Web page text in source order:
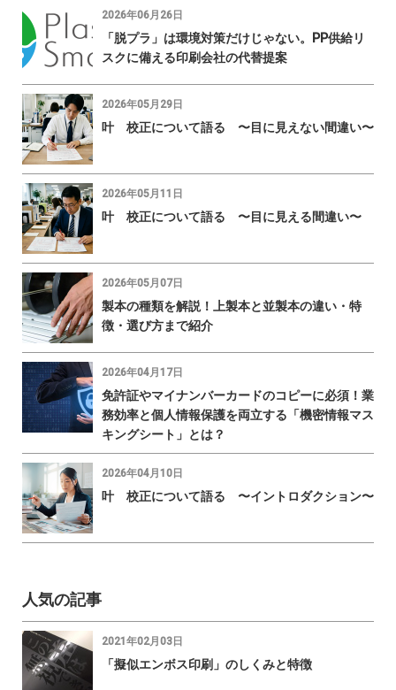
2026年06月26日
「脱プラ」は環境対策だけじゃない。PP供給リ
スクに備える印刷会社の代替提案
2026年05月29日
叶 校正について語る 〜目に見えない間違い〜
2026年05月11日
叶 校正について語る 〜目に見える間違い〜
2026年05月07日
製本の種類を解説！上製本と並製本の違い・特
徴・選び方まで紹介
2026年04月17日
免許証やマイナンバーカードのコピーに必須！業
務効率と個人情報保護を両立する「機密情報マス
キングシート」とは？
2026年04月10日
叶 校正について語る 〜イントロダクション〜
人気の記事
2021年02月03日
「擬似エンボス印刷」のしくみと特徴